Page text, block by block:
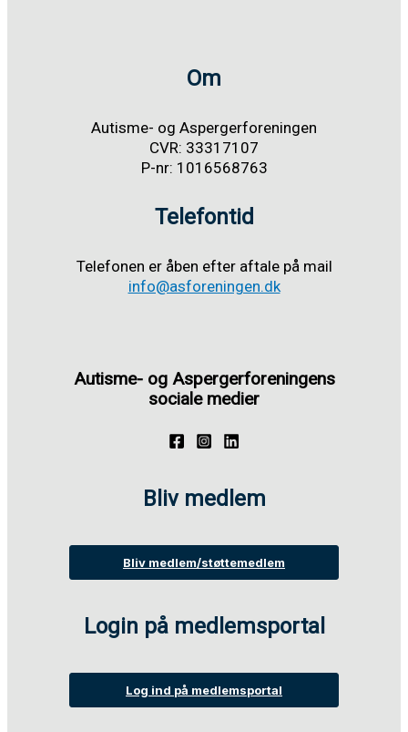
Om
Autisme- og Aspergerforeningen
CVR: 33317107
P-nr: 1016568763
Telefontid
Telefonen er åben efter aftale på mail
info@asforeningen.dk
Autisme- og Aspergerforeningens
sociale medier
Bliv medlem
Bliv medlem/støttemedlem
Login på medlemsportal
Log ind på medlemsportal